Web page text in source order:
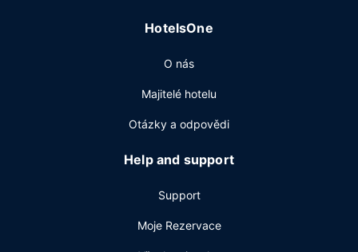
Hostům jsou k dispozici pevné připojení k internetu
Hodláte uspořádat obchodní nebo společenskou akci? V
(mj. konferenční prostory a zasedací
místnosti). Přímo v areálu je hostům k dispozici samostatné
HotelsOne
O nás
Majitelé hotelu
Otázky a odpovědi
Help and support
Support
Moje Rezervace